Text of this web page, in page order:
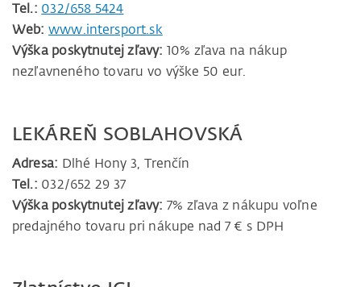
Tel.: 032/658 5424
Web:www.intersport.sk
Výška poskytnutej zľavy: 10% zľava na nákup
nezľavneného tovaru vo výške 50 eur.
LEKÁREŇ SOBLAHOVSKÁ
Adresa: Dlhé Hony 3, Trenčín
Tel.: 032/652 29 37
Výška poskytnutej zľavy: 7% zľava z nákupu voľne
predajného tovaru pri nákupe nad 7 € s DPH